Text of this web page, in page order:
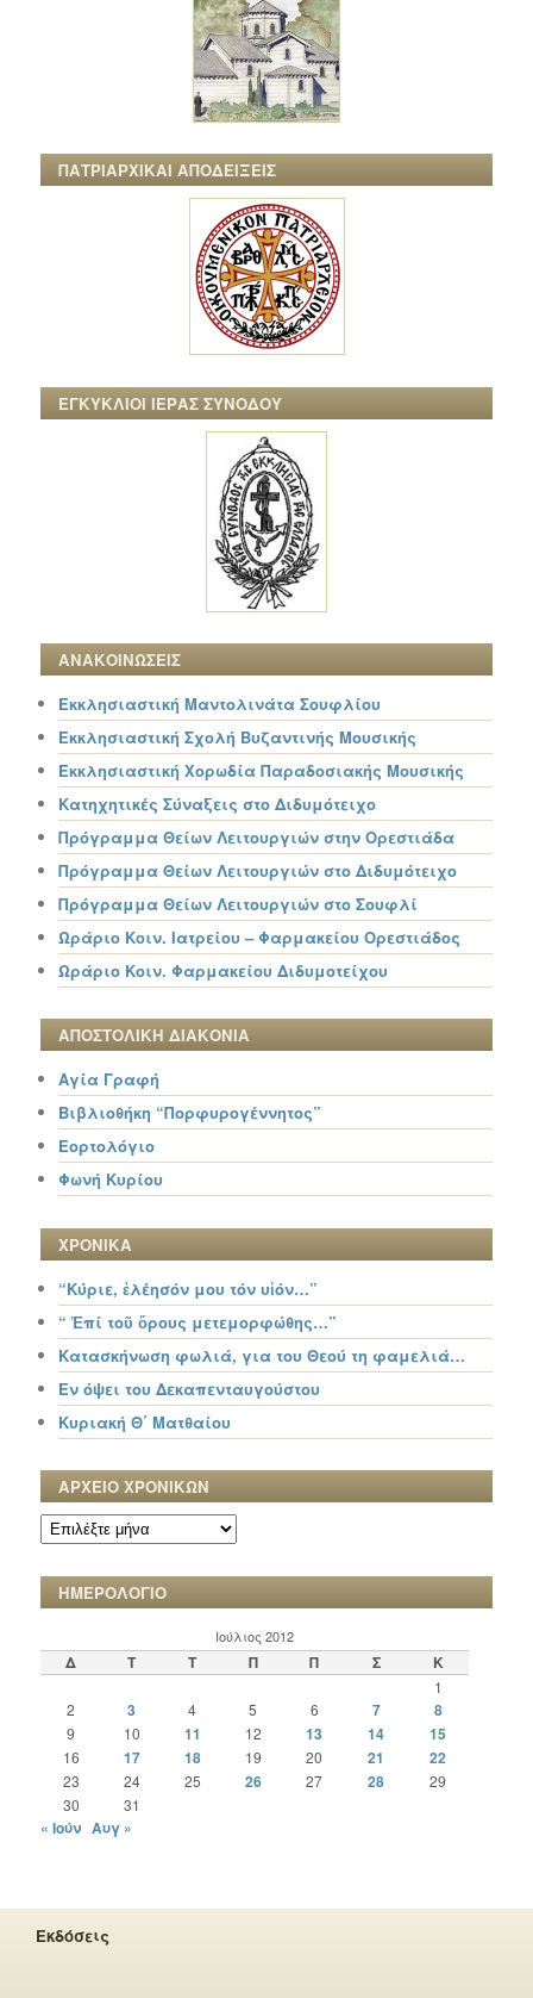
ΠΑΤΡΙΑΡΧΙΚΑΙ ΑΠΟΔΕΙΞΕΙΣ
ΕΓΚΥΚΛΙΟΙ ΙΕΡΑΣ ΣΥΝΟΔΟΥ
ΑΝΑΚΟΙΝΩΣΕΙΣ
Εκκλησιαστική Μαντολινάτα Σουφλίου
Εκκλησιαστική Σχολή Βυζαντινής Μουσικής
Εκκλησιαστική Χορωδία Παραδοσιακής Μουσικής
Κατηχητικές Σύναξεις στο Διδυμότειχο
Πρόγραμμα Θείων Λειτουργιών στην Ορεστιάδα
Πρόγραμμα Θείων Λειτουργιών στο Διδυμότειχο
Πρόγραμμα Θείων Λειτουργιών στο Σουφλί
Ωράριο Κοιν. Ιατρείου – Φαρμακείου Ορεστιάδος
Ωράριο Κοιν. Φαρμακείου Διδυμοτείχου
ΑΠΟΣΤΟΛΙΚΗ ΔΙΑΚΟΝΙΑ
Αγία Γραφή
Βιβλιοθήκη “Πορφυρογέννητος”
Εορτολόγιο
Φωνή Κυρίου
ΧΡΟΝΙΚΑ
“Κύριε, ἐλέησόν μου τόν υἱόν…”
“ Ἐπί τοῦ ὄρους μετεμορφώθης…”
Κατασκήνωση φωλιά, για του Θεού τη φαμελιά…
Εν όψει του Δεκαπενταυγούστου
Κυριακή Θ΄ Ματθαίου
ΑΡΧΕΙΟ ΧΡΟΝΙΚΩΝ
ΑΡΧΕΙΟ
ΧΡΟΝΙΚΩΝ
ΗΜΕΡΟΛΟΓΙΟ
Ιούλιος 2012
Δ Τ Τ Π Π Σ Κ
1
2
3 4 5 6 7 8
9 10 11 12 13 14 15
16 17 18 19 20 21 22
23 24 25 26 27 28
29
30
31
« Ιούν Αυγ »
Εκδόσεις